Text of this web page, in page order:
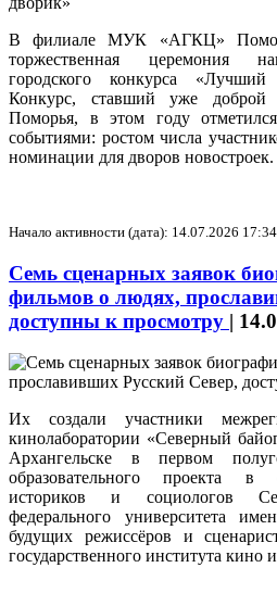
В филиале МУК «АГКЦ»
торжественная церемония
городского конкурса «Лучший
Конкурс, ставший уже доброй
Поморья, в этом году
событиями: ростом числа
номинации для дворов новостроек.
Начало активности (дата): 14.07.2026
Семь сценарных заявок
фильмов о людях,
доступны к просмотру |
Их создали участники
кинолаборатории «Северный
Архангельске в первом
образовательного проекта в
историков и социологов
федерального университета
будущих режиссёров и
государственного института кино